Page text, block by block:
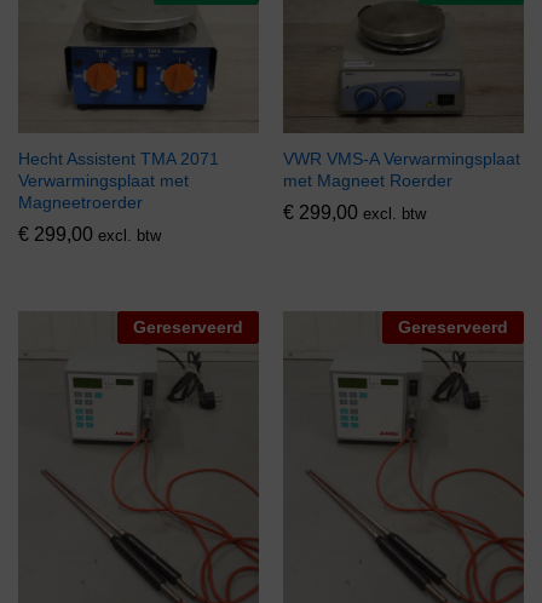
Hecht Assistent TMA 2071
Verwarmingsplaat met
Magneetroerder
€ 299,00 excl. btw
VWR VMS-A Verwarmingsplaat
met Magneet Roerder
€ 299,00 excl. btw
Gereserveerd Gereserveerd